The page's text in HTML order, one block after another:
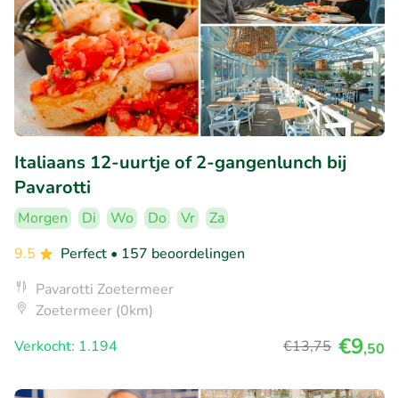
Italiaans 12-uurtje of 2-gangenlunch bij
Pavarotti
Morgen Di Wo Do Vr
Za
9.5
Perfect • 157 beoordelingen
Pavarotti Zoetermeer
Zoetermeer (0km)
Verkocht: 1.194
€13,75 €9,50